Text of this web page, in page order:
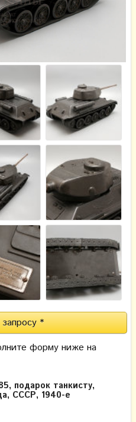
*
форму ниже на
подарок танкисту,
СССР, 1940-е